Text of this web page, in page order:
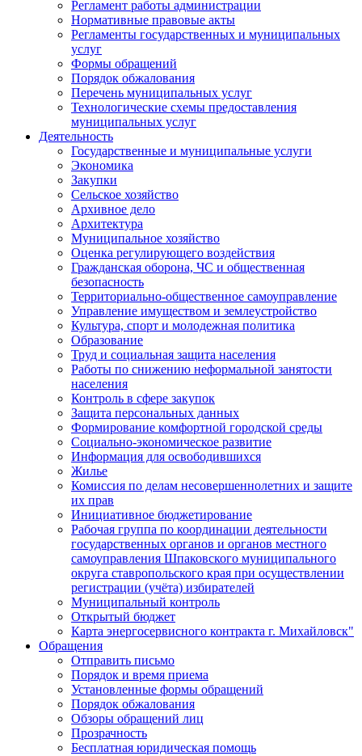
Регламент работы администрации
Нормативные правовые акты
Регламенты государственных и муниципальных
услуг
Формы обращений
Порядок обжалования
Перечень муниципальных услуг
Технологические схемы предоставления
муниципальных услуг
Деятельность
Государственные и муниципальные услуги
Экономика
Закупки
Сельское хозяйство
Архивное дело
Архитектура
Муниципальное хозяйство
Оценка регулирующего воздействия
Гражданская оборона, ЧС и общественная
безопасность
Территориально-общественное самоуправление
Управление имуществом и землеустройство
Культура, спорт и молодежная политика
Образование
Труд и социальная защита населения
Работы по снижению неформальной занятости
населения
Контроль в сфере закупок
Защита персональных данных
Формирование комфортной городской среды
Социально-экономическое развитие
Информация для освободившихся
Жилье
Комиссия по делам несовершеннолетних и защите
их прав
Инициативное бюджетирование
Рабочая группа по координации деятельности
государственных органов и органов местного
самоуправления Шпаковского муниципального
округа ставропольского края при осуществлении
регистрации (учёта) избирателей
Муниципальный контроль
Открытый бюджет
Карта энергосервисного контракта г. Михайловск"
Обращения
Отправить письмо
Порядок и время приема
Установленные формы обращений
Порядок обжалования
Обзоры обращений лиц
Прозрачность
Бесплатная юридическая помощь